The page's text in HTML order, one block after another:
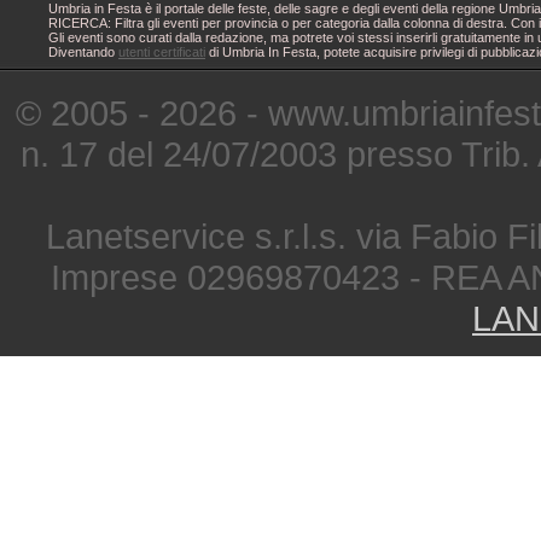
Umbria in Festa è il portale delle feste, delle sagre e degli eventi della regione
RICERCA: Filtra gli eventi per provincia o per categoria dalla colonna di destra.
Gli eventi sono curati dalla redazione, ma potrete voi stessi inserirli gratuitamente
Diventando utenti certificati di Umbria In Festa, potete acquisire privilegi di
© 2005 - 2026 -
n. 17 del 24/07/2003 presso
Lanetservice s.r.l.s. via Fabio
Imprese 02969870423 - REA